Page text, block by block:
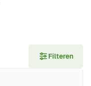
Filteren